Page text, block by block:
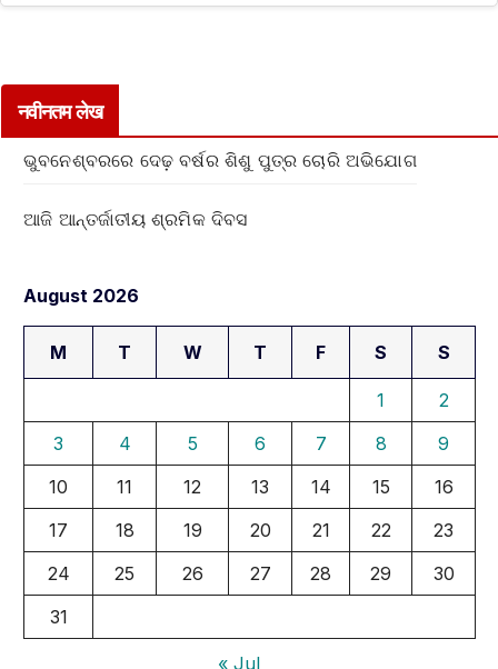
नवीनतम लेख
ଭୁବନେଶ୍ବରରେ ଦେଢ଼ ବର୍ଷର ଶିଶୁ ପୁତ୍ର ଚୋରି ଅଭିଯୋଗ
ଆଜି ଆନ୍ତର୍ଜାତୀୟ ଶ୍ରମିକ ଦିବସ
August 2026
M T W T F S S
1
2
3
4 5 6 7 8
9
10
11 12 13 14 15
16
17
18 19 20 21 22
23
24
25 26 27 28 29
30
31
« Jul